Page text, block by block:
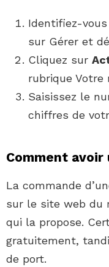
Identifiez-
sur Gérer et
Cliquez sur
rubrique Votre
Saisissez le
chiffres de
Comment
La commande
sur le site web du
qui la propose.
gratuitement,
de port.